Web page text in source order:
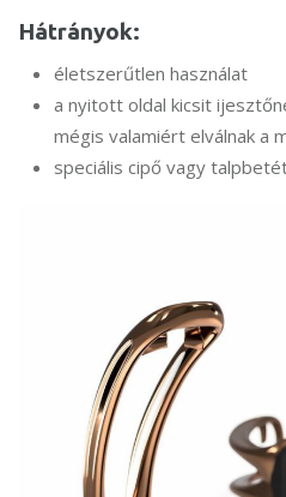
Hátrányok:
életszerűtlen használat
a nyitott oldal kicsit
mégis valamiért elválnak a
speciális cipő vagy